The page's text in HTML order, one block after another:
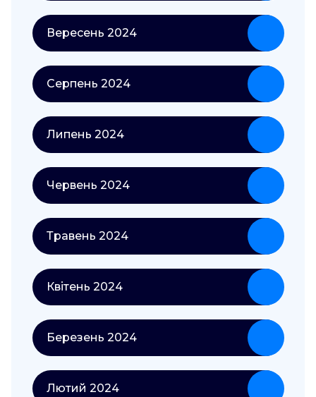
Вересень 2024
Серпень 2024
Липень 2024
Червень 2024
Травень 2024
Квітень 2024
Березень 2024
Лютий 2024